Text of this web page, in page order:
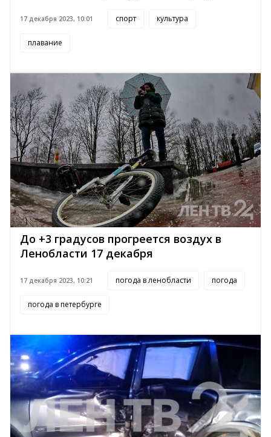
17 декабря 2023, 10:01 спорт культура
плавание
До +3 градусов прогреется воздух в
Ленобласти 17 декабря
17 декабря 2023, 10:21 погода в ленобласти погода
погода в петербурге